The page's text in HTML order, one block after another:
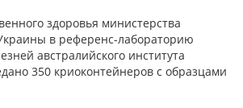
здоровья министерства
в референс-лабораторию
австралийского института
350 криоконтейнеров с образцами